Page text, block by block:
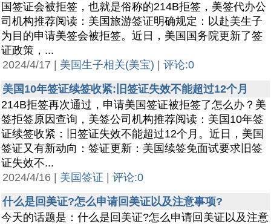
国签证会被拒签，也就是俗称的214B拒签，美签代办公
司机构推荐阅读：美国旅游签证明确规定：以赴美生子
为目的申请美签会被拒签。近日，美国国务院更新了签
证政策，...
2024/4/17 | 美国生子相关(美宝)
评论:0
美国10年签证续签收紧:旧签证失效不能超过12个月
214B拒签再次通过，申请美国签证被拒签了怎么办？美
签拒签原因查询，美签公司机构推荐阅读：美国10年签
证续签收紧：旧签证失效不能超过12个月。近日，美国
签证又有新动向：签证更新：美国续签免面试要求旧签
证失效不...
2024/4/16 | 美国签证
评论:0
什么是回美证?怎么申请回美证以及注意事项?
今天的话题是：什么是回美证?怎么申请回美证以及注意